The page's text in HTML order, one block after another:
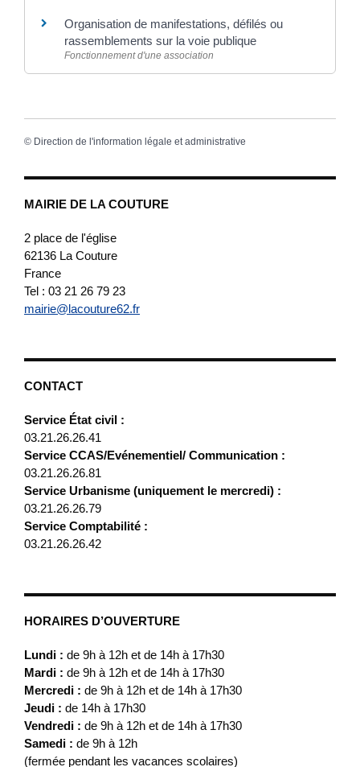
MAIRIE DE LA COUTURE
2 place de l'église
62136 La Couture
France
Tel : 03 21 26 79 23
mairie@lacouture62.fr
CONTACT
Service État civil :
03.21.26.26.41
Service CCAS/Evénementiel/ Communication :
03.21.26.26.81
Service Urbanisme (uniquement le mercredi) :
03.21.26.26.79
Service Comptabilité :
03.21.26.26.42
HORAIRES D’OUVERTURE
Lundi : de 9h à 12h et de 14h à 17h30
Mardi : de 9h à 12h et de 14h à 17h30
Mercredi : de 9h à 12h et de 14h à 17h30
Jeudi : de 14h à 17h30
Vendredi : de 9h à 12h et de 14h à 17h30
Samedi : de 9h à 12h
(fermée pendant les vacances scolaires)
Organisation de manifestations, défilés ou
rassemblements sur la voie publique
Fonctionnement d'une association
© Direction de l'information légale et administrative